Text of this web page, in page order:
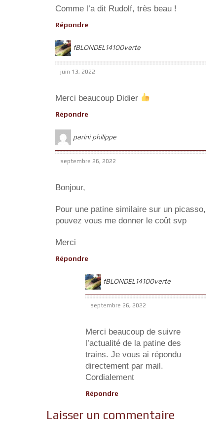
Comme l’a dit Rudolf, très beau !
Répondre
fBLONDEL14100verte
juin 13, 2022
Merci beaucoup Didier
Répondre
parini philippe
septembre 26, 2022
Bonjour,
Pour une patine similaire sur un picasso,
pouvez vous me donner le coût svp
Merci
Répondre
fBLONDEL14100verte
septembre 26, 2022
Merci beaucoup de suivre
l’actualité de la patine des
trains. Je vous ai répondu
directement par mail.
Cordialement
Répondre
Laisser un commentaire